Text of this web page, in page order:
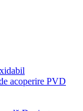
acoperire PVD